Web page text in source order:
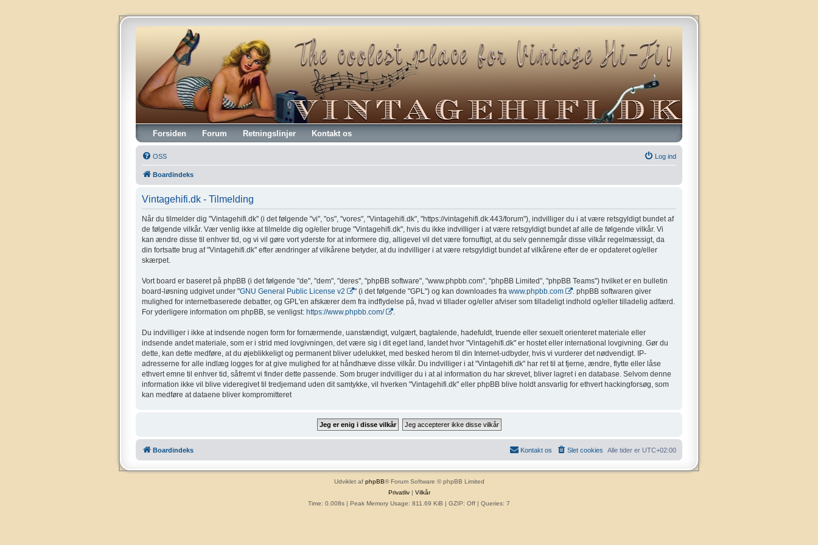
Vintagehifi.dk
Forsiden Forum Retningslinjer Kontakt os
OSS Log ind
Boardindeks
Vintagehifi.dk - Tilmelding
Når du tilmelder dig "Vintagehifi.dk" (i det følgende "vi", "os", "vores", "Vintagehifi.dk", "https://vintagehifi.dk:443/forum"), indvilliger du i at være retsgyldigt bundet af
de følgende vilkår. Vær venlig ikke at tilmelde dig og/eller bruge "Vintagehifi.dk", hvis du ikke indvilliger i at være retsgyldigt bundet af alle de følgende vilkår. Vi
kan ændre disse til enhver tid, og vi vil gøre vort yderste for at informere dig, alligevel vil det være fornuftigt, at du selv gennemgår disse vilkår regelmæssigt, da
din fortsatte brug af "Vintagehifi.dk" efter ændringer af vilkårene betyder, at du indvilliger i at være retsgyldigt bundet af vilkårene efter de er opdateret og/eller
skærpet.
Vort board er baseret på phpBB (i det følgende "de", "dem", "deres", "phpBB software", "www.phpbb.com", "phpBB Limited", "phpBB Teams") hvilket er en bulletin
board-løsning udgivet under "GNU General Public License v2 " (i det følgende "GPL") og kan downloades fra www.phpbb.com
. phpBB softwaren giver
mulighed for internetbaserede debatter, og GPL'en afskærer dem fra indflydelse på, hvad vi tillader og/eller afviser som tilladeligt indhold og/eller tilladelig adfærd.
For yderligere information om phpBB, se venligst: https://www.phpbb.com/ .
Du indvilliger i ikke at indsende nogen form for fornærmende, uanstændigt, vulgært, bagtalende, hadefuldt, truende eller sexuelt orienteret materiale eller
indsende andet materiale, som er i strid med lovgivningen, det være sig i dit eget land, landet hvor "Vintagehifi.dk" er hostet eller international lovgivning. Gør du
dette, kan dette medføre, at du øjeblikkeligt og permanent bliver udelukket, med besked herom til din Internet-udbyder, hvis vi vurderer det nødvendigt. IP-
adresserne for alle indlæg logges for at give mulighed for at håndhæve disse vilkår. Du indvilliger i at "Vintagehifi.dk" har ret til at fjerne, ændre, flytte eller låse
ethvert emne til enhver tid, såfremt vi finder dette passende. Som bruger indvilliger du i at al information du har skrevet, bliver lagret i en database. Selvom denne
information ikke vil blive videregivet til tredjemand uden dit samtykke, vil hverken "Vintagehifi.dk" eller phpBB blive holdt ansvarlig for ethvert hackingforsøg, som
kan medføre at dataene bliver kompromitteret
Boardindeks Alle tider er UTC+02:00
Slet cookies
Kontakt os
Udviklet af phpBB® Forum Software © phpBB Limited
Privatliv| Vilkår
Time: 0.008s | Peak Memory Usage: 811.69 KiB | GZIP: Off | Queries: 7